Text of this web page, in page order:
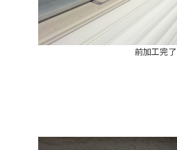
前加工完了